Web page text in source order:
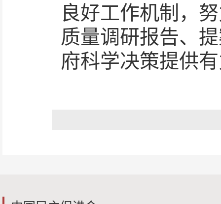
良好工作机制，
质量调研报告、
府科学决策提供